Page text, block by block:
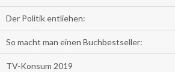
Der Politik entliehen:
So macht man einen Buchbestseller:
TV-Konsum 2019